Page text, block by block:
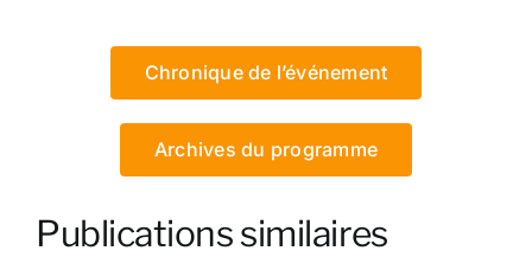
Chronique de l’événement
Archives du programme
Publications similaires